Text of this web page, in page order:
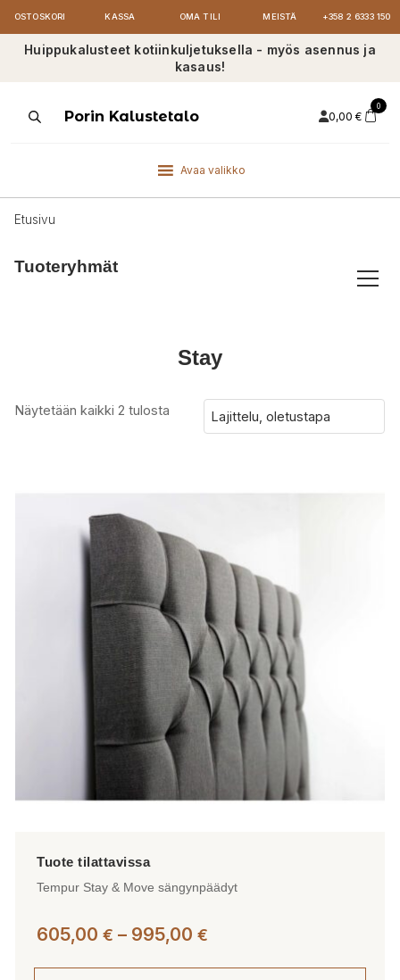
OSTOSKORI KASSA OMA TILI MEISTÄ +358 2 6333 150
Huippukalusteet kotiinkuljetuksella - myös asennus ja
kasaus!
ProductsPorin Kalustetalo 0,00 €
0
Avaa valikko
Etusivu
Tuoteryhmät
Stay
Näytetään kaikki 2 tulosta
Tempur Stay & Move sängynpäädyt
605,00 € – 995,00 €